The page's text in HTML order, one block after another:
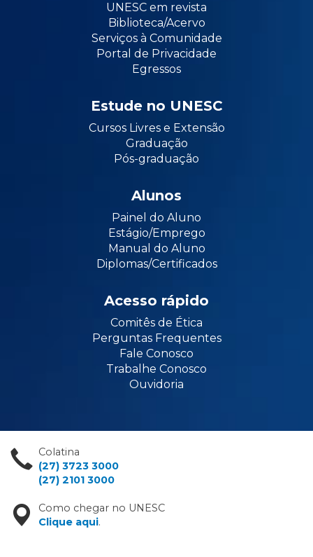
UNESC em revista
Biblioteca/Acervo
Serviços à Comunidade
Portal de Privacidade
Egressos
Estude no UNESC
Cursos Livres e Extensão
Graduação
Pós-graduação
Alunos
Painel do Aluno
Estágio/Emprego
Manual do Aluno
Diplomas/Certificados
Acesso rápido
Comitês de Ética
Perguntas Frequentes
Fale Conosco
Trabalhe Conosco
Ouvidoria
Colatina
(27) 3723 3000
(27) 2101 3000
Como chegar no UNESC
Clique aqui.